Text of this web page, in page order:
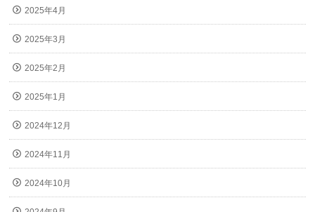
2025年4月
2025年3月
2025年2月
2025年1月
2024年12月
2024年11月
2024年10月